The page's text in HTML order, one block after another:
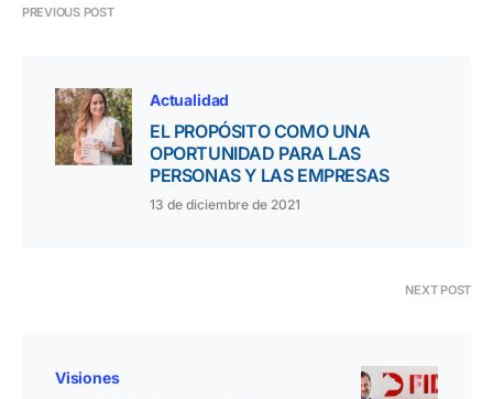
PREVIOUS POST
Actualidad
EL PROPÓSITO COMO UNA
OPORTUNIDAD PARA LAS
PERSONAS Y LAS EMPRESAS
13 de diciembre de 2021
NEXT POST
Visiones